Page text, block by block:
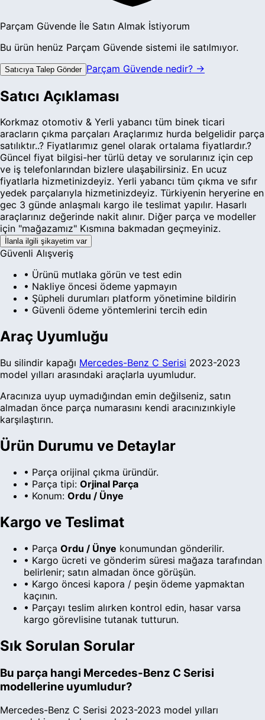
Parçam Güvende İle Satın Almak İstiyorum
Bu ürün henüz Parçam Güvende sistemi ile satılmıyor.
Satıcıya Talep Gönder Parçam Güvende nedir? →
Satıcı Açıklaması
Korkmaz otomotiv & Yerli yabancı tüm binek ticari
aracların çıkma parçaları Araçlarımız hurda belgelidir parça
satılıktır..? Fiyatlarımız genel olarak ortalama fiyatlardır.?
Güncel fiyat bilgisi-her türlü detay ve sorularınız için cep
ve iş telefonlarından bizlere ulaşabilirsiniz. En ucuz
fiyatlarla hizmetinizdeyiz. Yerli yabancı tüm çıkma ve sıfır
yedek parçalarıyla hizmetinizdeyiz. Türkiyenin heryerine en
gec 3 günde anlaşmalı kargo ile teslimat yapılır. Hasarlı
araçlarınız değerinde nakit alınır. Diğer parça ve modeller
için "mağazamız" Kısmına bakmadan geçmeyiniz.
İlanla ilgili şikayetim var
Güvenli Alışveriş
• Ürünü mutlaka görün ve test edin
• Nakliye öncesi ödeme yapmayın
• Şüpheli durumları platform yönetimine bildirin
• Güvenli ödeme yöntemlerini tercih edin
Araç Uyumluğu
Bu silindir kapağı Mercedes-Benz C Serisi 2023-2023
model yılları arasındaki araçlarla uyumludur.
Aracınıza uyup uymadığından emin değilseniz, satın
almadan önce parça numarasını kendi aracınızınkiyle
karşılaştırın.
Ürün Durumu ve Detaylar
• Parça orijinal çıkma üründür.
• Parça tipi: Orjinal Parça
• Konum: Ordu / Ünye
Kargo ve Teslimat
• Parça Ordu / Ünye konumundan gönderilir.
• Kargo ücreti ve gönderim süresi mağaza tarafından
belirlenir; satın almadan önce görüşün.
• Kargo öncesi kapora / peşin ödeme yapmaktan
kaçının.
• Parçayı teslim alırken kontrol edin, hasar varsa
kargo görevlisine tutanak tutturun.
Sık Sorulan Sorular
Bu parça hangi Mercedes-Benz C Serisi
modellerine uyumludur?
Mercedes-Benz C Serisi 2023-2023 model yılları